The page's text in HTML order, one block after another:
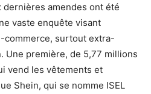
dernières amendes ont été
vaste enquête visant
commerce, surtout extra-
Une première, de 5,77 millions
vend les vêtements et
Shein, qui se nomme ISEL